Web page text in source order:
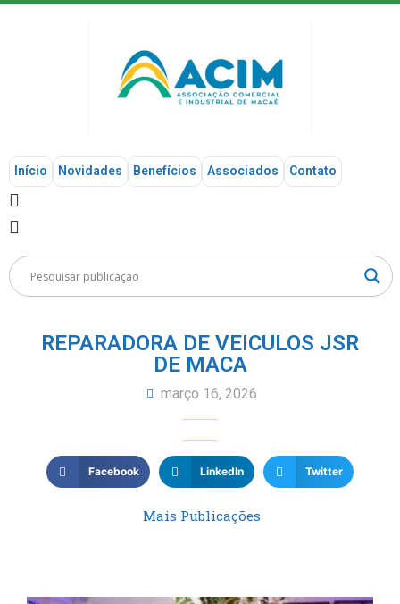
Início Novidades Benefícios Associados Contato
REPARADORA DE VEICULOS JSR
DE MACA
março 16, 2026
Facebook LinkedIn Twitter
Mais Publicações